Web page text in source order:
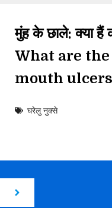
मुंह के छाले: क्या हैं
What are
mouth
घरेलु नुक्से